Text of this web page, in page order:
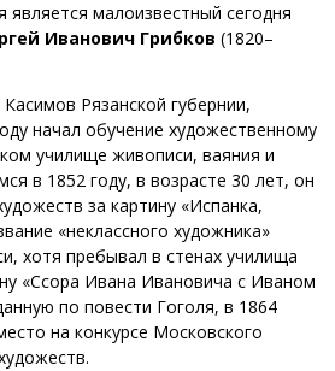
малоизвестный сегодня
Иванович Грибков (1820–
Рязанской губернии,
начал обучение художественному
училище живописи, ваяния и
в 1852 году, в возрасте 30 лет, он
за картину «Испанка,
«неклассного художника»
хотя пребывал в стенах училища
«Ссора Ивана Ивановича с Иваном
по повести Гоголя, в 1864
на конкурсе Московского